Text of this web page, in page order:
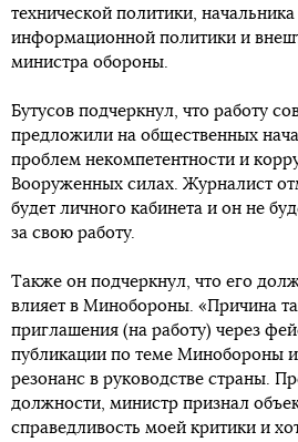
технической политики,
информационной политики и
министра обороны.
Бутусов подчеркнул, что работу
предложили на общественных
проблем некомпетентности и
Вооруженных силах. Журналист
будет личного кабинета и он не
за свою работу.
Также он подчеркнул, что его
влияет в Минобороны. «Причина
приглашения (на работу) через
публикации по теме Минобороны
резонанс в руководстве страны.
должности, министр признал
справедливость моей критики и